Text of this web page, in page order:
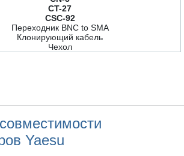
CT-27
CSC-92
Переходник BNC to SMA
Клонирующий кабель
Чехол
Yaesu